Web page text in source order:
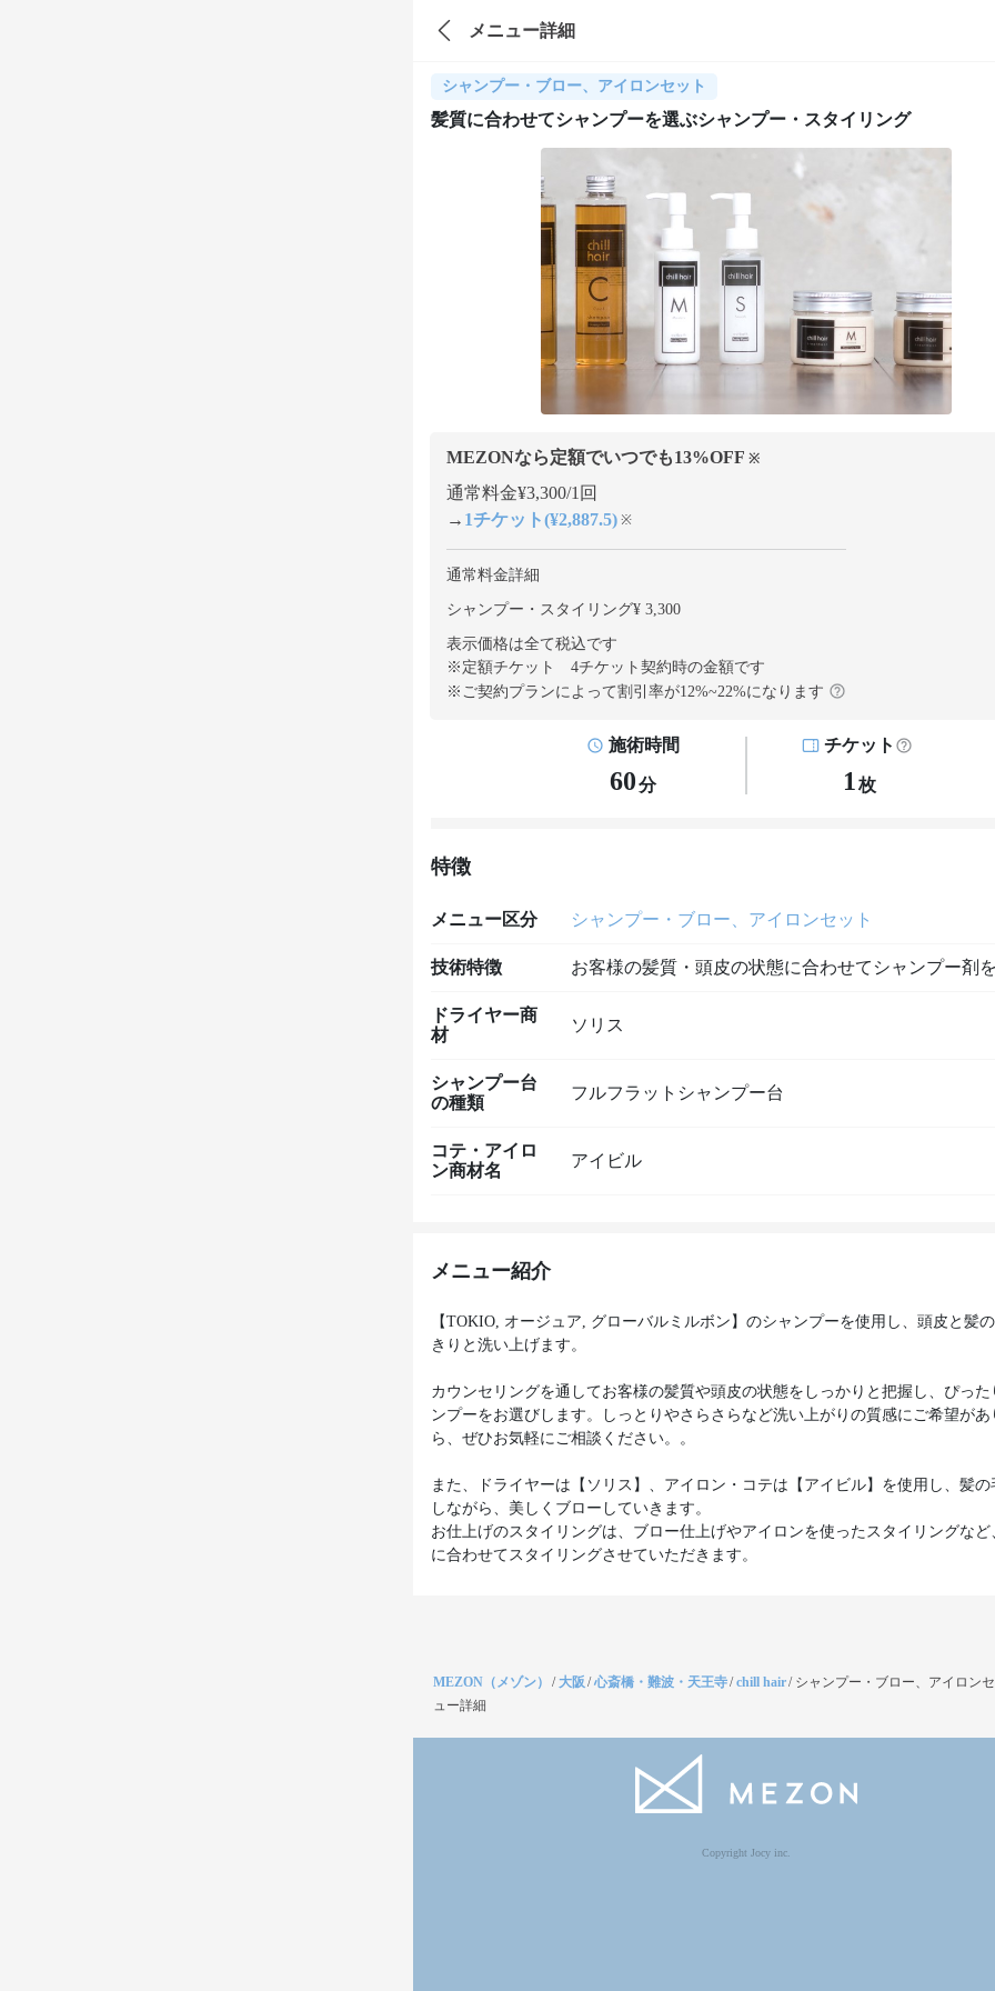
メニュー詳細
シャンプー・ブロー、アイロンセット
髪質に合わせてシャンプーを選ぶシャンプー・スタイリング
MEZONなら定額でいつでも13%OFF ※
通常料金¥3,300/1回
→ 1チケット(¥2,887.5) ※
通常料金詳細
シャンプー・スタイリング¥ 3,300
表示価格は全て税込です
※定額チケット 4チケット契約時の金額です
※ご契約プランによって割引率が12%~22%になります
施術時間
60分
チケット
1 枚
特徴
メニュー区分 シャンプー・ブロー、アイロンセット
技術特徴 お客様の髪質・頭皮の状態に合わせてシャンプー剤
ドライヤー商
材
ソリス
シャンプー台
の種類
フルフラットシャンプー台
コテ・アイロ
ン商材名
アイビル
メニュー紹介
【TOKIO, オージュア, グローバルミルボン】のシャンプーを使用し、頭皮と髪
きりと洗い上げます。
カウンセリングを通してお客様の髪質や頭皮の状態をしっかりと把握し、ぴった
ンプーをお選びします。しっとりやさらさらなど洗い上がりの質感にご希望があ
ら、ぜひお気軽にご相談ください。。
また、ドライヤーは【ソリス】、アイロン・コテは【アイビル】を使用し、髪の
しながら、美しくブローしていきます。
お仕上げのスタイリングは、ブロー仕上げやアイロンを使ったスタイリングなど
に合わせてスタイリングさせていただきます。
MEZON（メゾン） /大阪 /心斎橋・難波・天王寺/chill hair/ シャンプー・ブロー、アイロン
ュー詳細
Copyright Jocy inc.